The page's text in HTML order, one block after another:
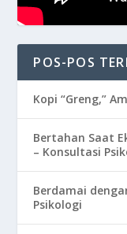
POS-POS
Kopi “Greng,”
Bertahan Saat
– Konsultasi
Berdamai
Psikologi